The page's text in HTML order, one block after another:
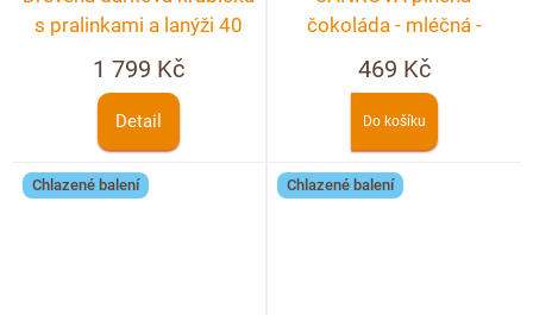
s pralinkami a lanýži 40
1 799 Kč
Detail
čokoláda - mléčná -
nugátová
469 Kč
Do košíku
Chlazené balení Chlazené balení